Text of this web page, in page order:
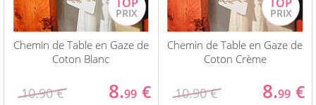
Chemin de Table en Gaze de
Coton Blanc
10.90 € 8.99 €
Chemin de Table en Gaze de
Coton Crème
10.90 € 8.99 €